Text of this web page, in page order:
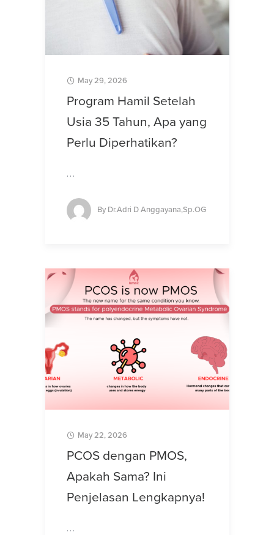
May 29, 2026
Program Hamil Setelah
Usia 35 Tahun, Apa yang
Perlu Diperhatikan?
…
ByDr.Adri D Anggayana,Sp.OG
May 22, 2026
PCOS dengan PMOS,
Apakah Sama? Ini
Penjelasan Lengkapnya!
…